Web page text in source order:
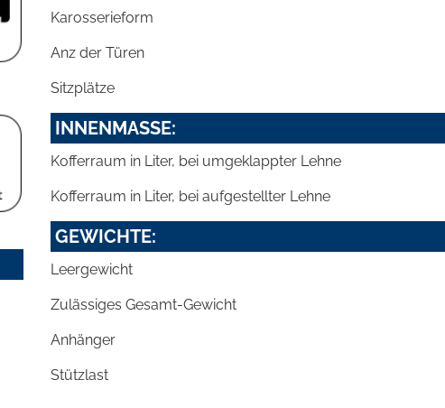
Karosserieform
Anz der Türen
Sitzplätze
INNENMASSE:
Kofferraum in Liter, bei umgeklappter Lehne
Kofferraum in Liter, bei aufgestellter Lehne
GEWICHTE:
Leergewicht
Zulässiges Gesamt-Gewicht
Anhänger
Stützlast